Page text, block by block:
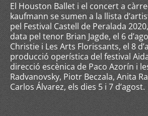
El Houston Ballet i el concert a
kaufmann se sumen a la llista
pel Festival Castell de Peralada
data pel tenor Brian Jagde, el 6
Christie i Les Arts Florissants, el 8
producció operística del festival
direcció escènica de Paco Azorín i
Radvanovsky, Piotr Beczala, Anita
Carlos Álvarez, els dies 5 i 7 d’agost.